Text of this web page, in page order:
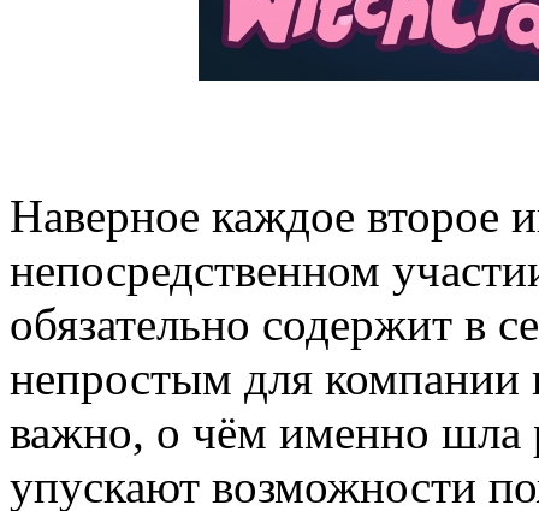
Наверное каждое второе
непосредственном
обязательно содержит в
непростым для компании
важно, о чём именно шла
упускают возможности